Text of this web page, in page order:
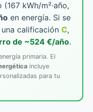
kWh/m²·año,
en energía. Si se
calificación C,
de ~524 €/año.
primaria. El
incluye
para tu